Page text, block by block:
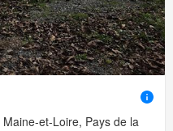
et-Loire, Pays de la